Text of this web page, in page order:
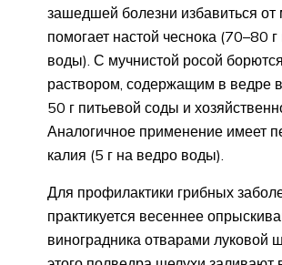
зашедшей болезни избавиться
помогает настой чеснока (70–80
воды). С мучнистой росой борются
раствором, содержащим в ведре
50 г питьевой соды и
Аналогичное применение имеет
калия (5 г на ведро воды).
Для профилактики грибных
практикуется весеннее
виноградника отварами луковой